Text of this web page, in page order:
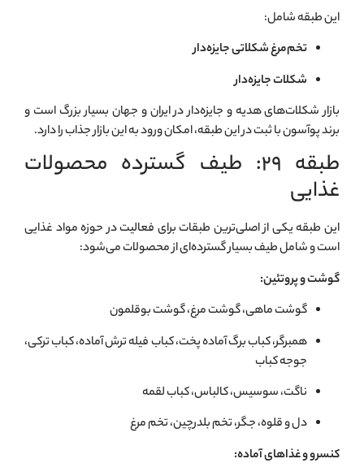
این طبقه شامل:
تخم‌مرغ شکلاتی جایزه‌دار
شکلات جایزه‌دار
بازار شکلات‌های هدیه و جایزه‌دار در ایران و جهان بسیار بزرگ است و
برند پوآسون با ثبت در این طبقه، امکان ورود به این بازار جذاب را دارد.
طبقه ۲۹: طیف گسترده محصولات
غذایی
این طبقه یکی از اصلی‌ترین طبقات برای فعالیت در حوزه مواد غذایی
است و شامل طیف بسیار گسترده‌ای از محصولات می‌شود:
گوشت و پروتئین:
گوشت ماهی، گوشت مرغ، گوشت بوقلمون
همبرگر، کباب برگ آماده پخت، کباب فیله ترش آماده، کباب ترکی،
جوجه کباب
ناگت، سوسیس، کالباس، کباب لقمه
دل و قلوه، جگر، تخم بلدرچین، تخم مرغ
کنسرو و غذاهای آماده: